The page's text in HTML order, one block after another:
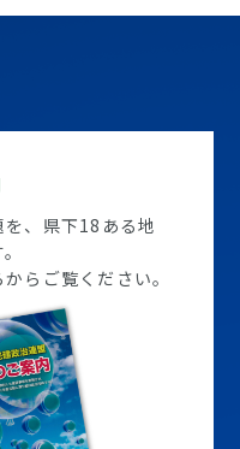
、県下18ある地
らご覧ください。